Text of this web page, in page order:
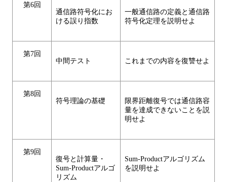
第6回
通信路符号化にお
ける誤り指数
一般通信路の定義と通信路
符号化定理を説明せよ
第7回
中間テスト
これまでの内容を復讐せよ
第8回
符号理論の基礎
限界距離復号では通信路容
量を達成できないことを説
明せよ
第9回
復号と計算量・
Sum-Productアルゴ
リズム
Sum-Productアルゴリズム
を説明せよ